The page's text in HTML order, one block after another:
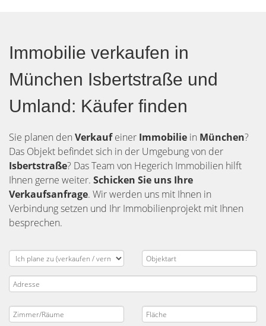
Immobilie verkaufen in
München Isbertstraße und
Umland: Käufer finden
Sie planen den Verkaufeiner Immobilie in München?
Das Objekt befindet sich in der Umgebung von der
Isbertstraße? Das Team von Hegerich Immobilien hilft
Ihnen gerne weiter. Schicken Sie uns Ihre
Verkaufsanfrage. Wir werden uns mit Ihnen in
Verbindung setzen und Ihr Immobilienprojekt mit Ihnen
besprechen.